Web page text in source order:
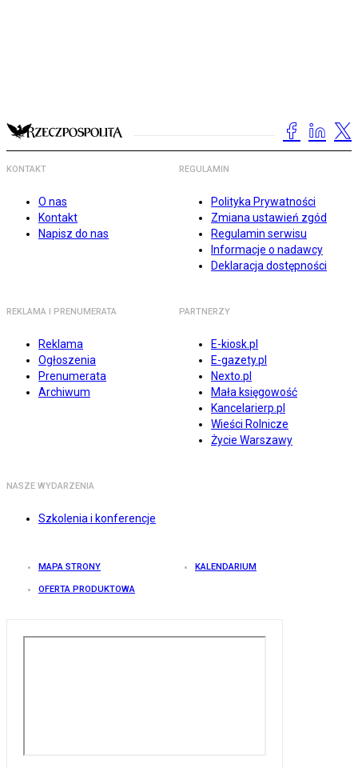
KONTAKT
O nas
Kontakt
Napisz do nas
REGULAMIN
Polityka Prywatności
Zmiana ustawień zgód
Regulamin serwisu
Informacje o nadawcy
Deklaracja dostępności
REKLAMA I PRENUMERATA
Reklama
Ogłoszenia
Prenumerata
Archiwum
PARTNERZY
E-kiosk.pl
E-gazety.pl
Nexto.pl
Mała księgowość
Kancelarierp.pl
Wieści Rolnicze
Życie Warszawy
NASZE WYDARZENIA
Szkolenia i konferencje
MAPA STRONY KALENDARIUM
OFERTA PRODUKTOWA